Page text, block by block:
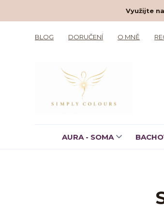
Využijte
BLOG DORUČENÍ O MNĚ
AURA - SOMA